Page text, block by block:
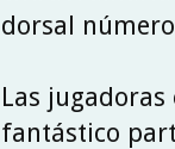
dorsal
Las
fantástico